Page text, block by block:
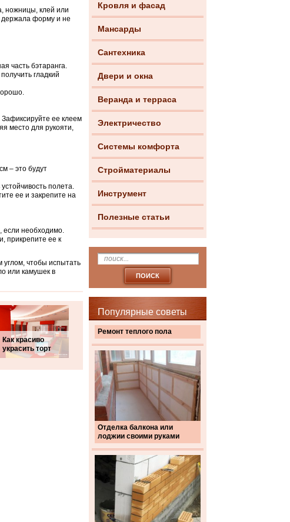
Кровля и фасад
Мансарды
Сантехника
Двери и окна
Веранда и терраса
Электричество
Системы комфорта
Стройматериалы
Инструмент
Полезные статьи
Популярные советы
Ремонт теплого пола
Отделка балкона или
лоджии своими руками
ножницы, клей или
держала форму и не
часть бэтаранга.
гладкий
Зафиксируйте ее клеем
место для рукояти,
– это будут
полета.
ее и закрепите на
если необходимо.
прикрепите ее к
углом, чтобы испытать
или камушек в
Как красиво
украсить торт